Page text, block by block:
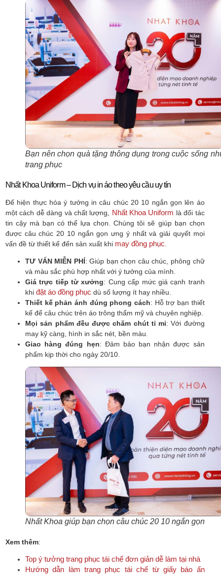
Bạn nên chọn quà tặng thông dụng trong cuộc sống
trang phục
Nhất Khoa Uniform – Dịch vụ in áo theo yêu cầu uy tín
Để hiện thực hóa ý tưởng in câu chúc 20 10 ngắn gọn lên áo
một cách dễ dàng và chất lượng, Nhất Khoa Uniform là đối tác
tin cậy mà bạn có thể lựa chọn. Chúng tôi sẽ giúp bạn chọn
được câu chúc 20 10 ngắn gọn ưng ý nhất và giải quyết mọi
vấn đề từ thiết kế đến sản xuất khi may đồng phục
TƯ VẤN MIỄN PHÍ: Giúp bạn chọn câu chúc, phông chữ
và màu sắc phù hợp nhất với ý tưởng của mình.
Giá trực tiếp từ xưởng: Cung cấp mức giá cạnh tranh
khi đặt áo đồng phục dù số lượng ít hay nhiều.
Thiết kế phản ánh đúng phong cách: Hỗ trợ bạn thiết
kế để câu chúc trên áo trông thẩm mỹ và chuyên nghiệp.
Mọi sản phẩm đều được chăm chút tỉ mỉ: Với đường
may kỹ càng, hình in sắc nét, bền màu.
Giao hàng đúng hẹn: Đảm bảo bạn nhận được sản
phẩm kịp thời cho ngày 20/10.
Nhất Khoa giúp bạn chọn câu chúc 20 10 ngắn gọn
Xem thêm:
Top ý tưởng trang phục tái chế đơn giản dễ làm tại nhà
Hướng dẫn làm trang phục tái chế từ giấy báo ấn